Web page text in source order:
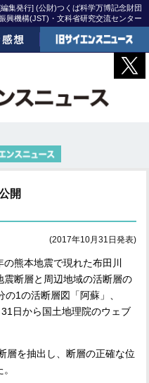
集発行] (公財)つくば科学万博記念財団
興機構(JST)・文科省研究交流センター
旧サイエンスニュー
開
(2017年10月31日発表)
熊本地震で現れた布田川
震断層と周辺地域の活断層の
の1の活断層図「阿蘇」、
31日から国土地理院のウェブ
層を抽出し、断層の正確な位